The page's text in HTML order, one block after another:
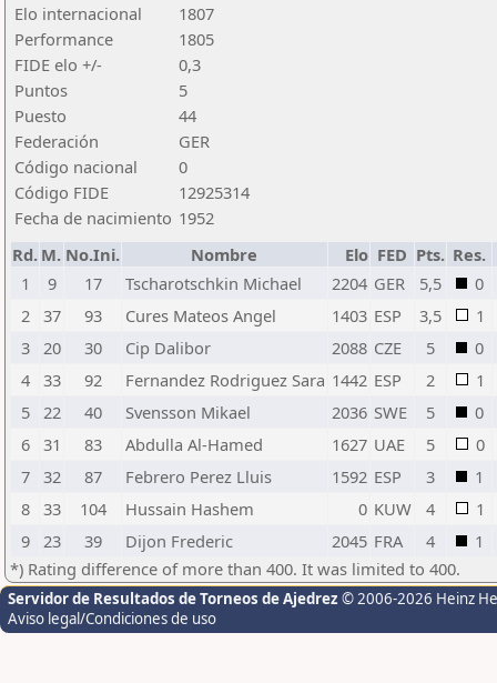
Elo internacional
1807
Performance
1805
FIDE elo +/-
0,3
Puntos
5
Puesto
44
Federación
GER
Código nacional
0
Código FIDE
12925314
Fecha de nacimiento 1952
Rd. M. No.Ini. Nombre Elo FED Pts. Res.
1
9 17 Tscharotschkin Michael 2204 GER 5,5 0
2 37 93 Cures Mateos Angel 1403 ESP 3,5
1
3 20 30 Cip Dalibor 2088 CZE 5
0
4 33 92 Fernandez Rodriguez Sara 1442 ESP 2 1
5 22 40 Svensson Mikael 2036 SWE 5 0
6 31 83 Abdulla Al-Hamed 1627 UAE 5
0
7 32 87 Febrero Perez Lluis 1592 ESP 3 1
8 33 104 Hussain Hashem 0 KUW 4
1
9 23 39 Dijon Frederic 2045 FRA 4 1
*) Rating difference of more than 400. It was limited to 400.
Servidor de Resultados de Torneos de Ajedrez © 2006-2026 Heinz
Aviso legal/Condiciones de uso